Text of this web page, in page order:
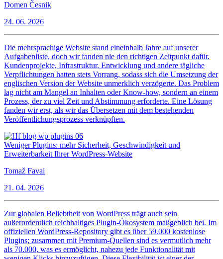
Domen Česnik
24. 06. 2026
Die mehrsprachige Website stand eineinhalb Jahre auf unserer
Aufgabenliste, doch wir fanden nie den richtigen Zeitpunkt dafür.
Kundenprojekte, Infrastruktur, Entwicklung und andere tägliche
Verpflichtungen hatten stets Vorrang, sodass sich die Umsetzung der
englischen Version der Website unmerklich verzögerte. Das Problem
lag nicht am Mangel an Inhalten oder Know-how, sondern an einem
Prozess, der zu viel Zeit und Abstimmung erforderte. Eine Lösung
fanden wir erst, als wir das Übersetzen mit dem bestehenden
Veröffentlichungsprozess verknüpften.
Weniger Plugins: mehr Sicherheit, Geschwindigkeit und
Erweiterbarkeit Ihrer WordPress-Website
Tomaž Favai
21. 04. 2026
Zur globalen Beliebtheit von WordPress trägt auch sein
außerordentlich reichhaltiges Plugin-Ökosystem maßgeblich bei. Im
offiziellen WordPress-Repository gibt es über 59.000 kostenlose
Plugins; zusammen mit Premium-Quellen sind es vermutlich mehr
als 70.000, was es ermöglicht, nahezu jede Funktionalität mit